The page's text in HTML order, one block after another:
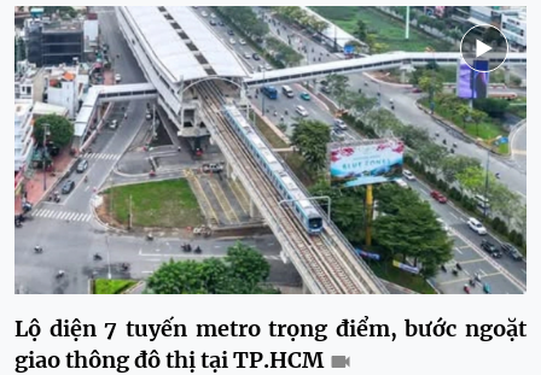
Lộ diện 7 tuyến metro trọng điểm, bước ngoặt
giao thông đô thị tại TP.HCM